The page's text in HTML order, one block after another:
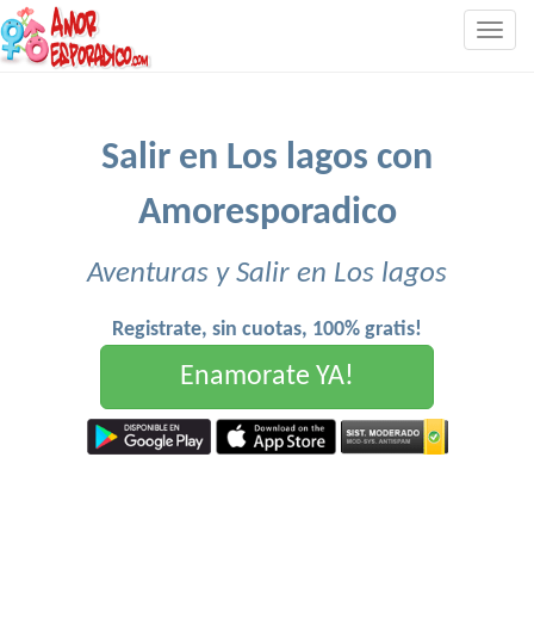
Salir en Los lagos con
Amoresporadico
Aventuras y Salir en Los lagos
Registrate, sin cuotas, 100% gratis!
Enamorate YA!